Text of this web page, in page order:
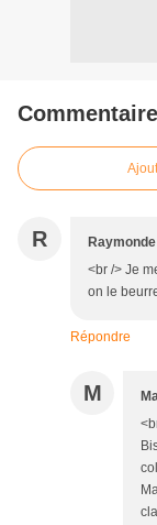
R Raymonde
<br /> Je
on le
Répondre
M